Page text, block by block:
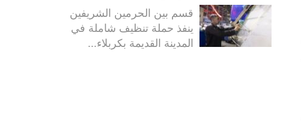
قسم بين الحرمين الشريفين
ينفذ حملة تنظيف شاملة في
المدينة القديمة بكربلاء...